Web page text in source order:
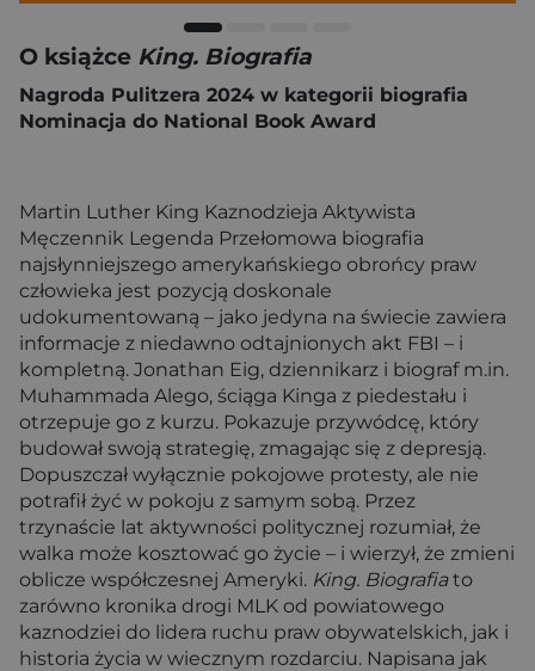
O książce King. Biografia
Nagroda Pulitzera 2024 w kategorii biografia
Nominacja do National Book Award
Martin Luther King Kaznodzieja Aktywista
Męczennik Legenda Przełomowa biografia
najsłynniejszego amerykańskiego obrońcy praw
człowieka jest pozycją doskonale
udokumentowaną – jako jedyna na świecie zawiera
informacje z niedawno odtajnionych akt FBI – i
kompletną. Jonathan Eig, dziennikarz i biograf m.in.
Muhammada Alego, ściąga Kinga z piedestału i
otrzepuje go z kurzu. Pokazuje przywódcę, który
budował swoją strategię, zmagając się z depresją.
Dopuszczał wyłącznie pokojowe protesty, ale nie
potrafił żyć w pokoju z samym sobą. Przez
trzynaście lat aktywności politycznej rozumiał, że
walka może kosztować go życie – i wierzył, że zmieni
oblicze współczesnej Ameryki. King. Biografiato
zarówno kronika drogi MLK od powiatowego
kaznodziei do lidera ruchu praw obywatelskich, jak i
historia życia w wiecznym rozdarciu. Napisana jak